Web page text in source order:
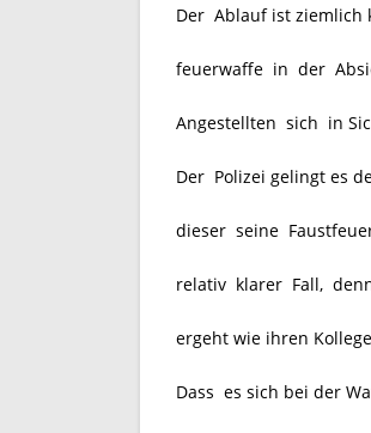
Der Ablauf ist ziemlich
feuerwaffe in der
Angestellten sich in
Der Polizei gelingt es
dieser seine
relativ klarer Fall,
ergeht wie ihren
Dass es sich bei der